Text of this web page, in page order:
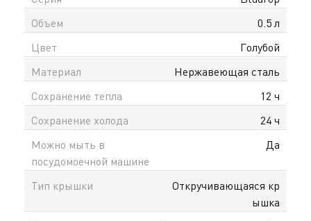
Объем
0.5 л
Цвет
Голубой
Материал
Нержавеющая сталь
Сохранение тепла
12 ч
Сохранение холода
24 ч
Можно мыть в
посудомоечной машине
Да
Тип крышки
Откручивающаяся кр
ышка